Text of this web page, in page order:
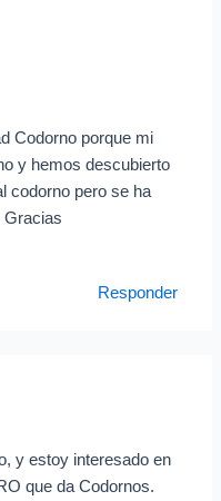
Codorno porque mi
y hemos descubierto
codorno pero se ha
Gracias
Responder
y estoy interesado en
que da Codornos.